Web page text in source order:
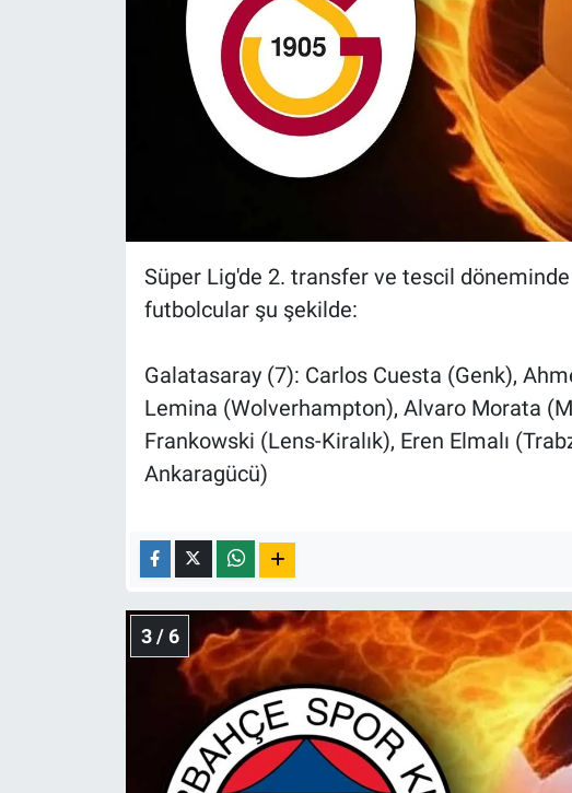
Süper Lig'de 2. transfer ve tescil döneminde
futbolcular şu şekilde:
Galatasaray (7): Carlos Cuesta (Genk),
Lemina (Wolverhampton), Alvaro Morata
Frankowski (Lens-Kiralık), Eren Elmalı
Ankaragücü)
3 / 6